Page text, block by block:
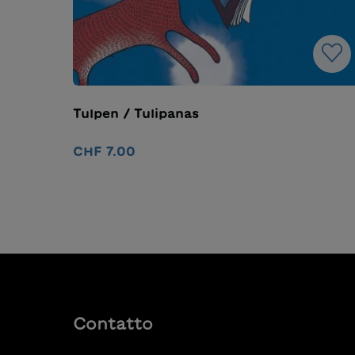
Tulpen / Tulipanas
CHF 7.00
Contatto